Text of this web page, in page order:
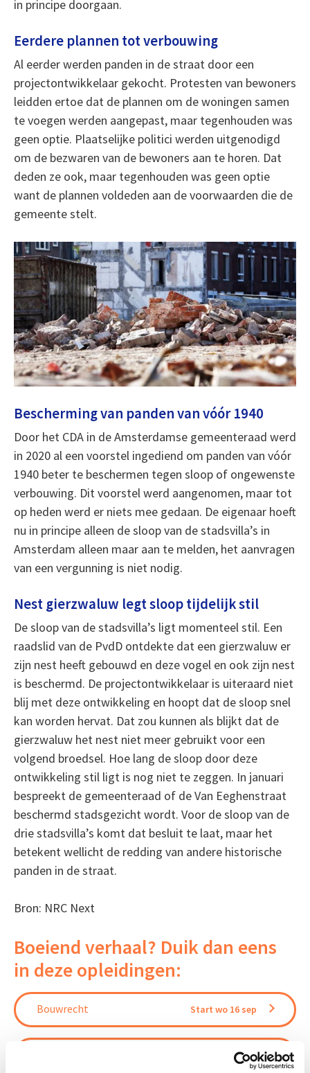
in principe doorgaan.
Eerdere plannen tot verbouwing
Al eerder werden panden in de straat door een
projectontwikkelaar gekocht. Protesten van bewoners
leidden ertoe dat de plannen om de woningen samen
te voegen werden aangepast, maar tegenhouden was
geen optie. Plaatselijke politici werden uitgenodigd
om de bezwaren van de bewoners aan te horen. Dat
deden ze ook, maar tegenhouden was geen optie
want de plannen voldeden aan de voorwaarden die de
gemeente stelt.
Bescherming van panden van vóór 1940
Door het CDA in de Amsterdamse gemeenteraad werd
in 2020 al een voorstel ingediend om panden van vóór
1940 beter te beschermen tegen sloop of ongewenste
verbouwing. Dit voorstel werd aangenomen, maar tot
op heden werd er niets mee gedaan. De eigenaar hoeft
nu in principe alleen de sloop van de stadsvilla’s in
Amsterdam alleen maar aan te melden, het aanvragen
van een vergunning is niet nodig.
Nest gierzwaluw legt sloop tijdelijk stil
De sloop van de stadsvilla’s ligt momenteel stil. Een
raadslid van de PvdD ontdekte dat een gierzwaluw er
zijn nest heeft gebouwd en deze vogel en ook zijn nest
is beschermd. De projectontwikkelaar is uiteraard niet
blij met deze ontwikkeling en hoopt dat de sloop snel
kan worden hervat. Dat zou kunnen als blijkt dat de
gierzwaluw het nest niet meer gebruikt voor een
volgend broedsel. Hoe lang de sloop door deze
ontwikkeling stil ligt is nog niet te zeggen. In januari
bespreekt de gemeenteraad of de Van Eeghenstraat
beschermd stadsgezicht wordt. Voor de sloop van de
drie stadsvilla’s komt dat besluit te laat, maar het
betekent wellicht de redding van andere historische
panden in de straat.
Bron: NRC Next
Boeiend verhaal? Duik dan eens
in deze opleidingen:
Bouwrecht Start wo 16 sep
Start wo 28 okt